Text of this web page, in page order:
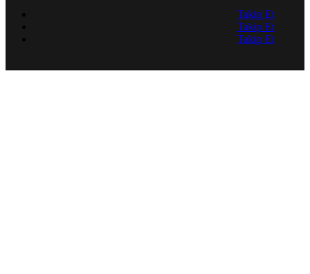
Takip Et
Takip Et
Takip Et